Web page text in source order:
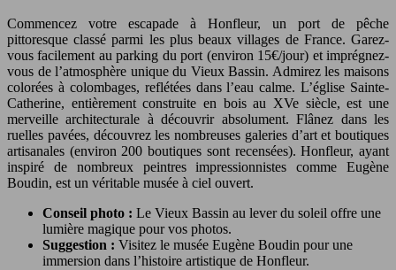
Commencez votre escapade à Honfleur, un port de pêche
pittoresque classé parmi les plus beaux villages de France. Garez-
vous facilement au parking du port (environ 15€/jour) et imprégnez-
vous de l’atmosphère unique du Vieux Bassin. Admirez les maisons
colorées à colombages, reflétées dans l’eau calme. L’église Sainte-
Catherine, entièrement construite en bois au XVe siècle, est une
merveille architecturale à découvrir absolument. Flânez dans les
ruelles pavées, découvrez les nombreuses galeries d’art et boutiques
artisanales (environ 200 boutiques sont recensées). Honfleur, ayant
inspiré de nombreux peintres impressionnistes comme Eugène
Boudin, est un véritable musée à ciel ouvert.
Conseil photo : Le Vieux Bassin au lever du soleil offre une
lumière magique pour vos photos.
Suggestion : Visitez le musée Eugène Boudin pour une
immersion dans l’histoire artistique de Honfleur.